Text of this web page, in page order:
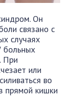
Он
связано с
случаях
больных
При
или
во
прямой кишки